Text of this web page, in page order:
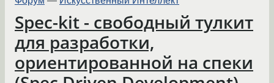
Spec-kit - свободный тулкит
для разработки,
ориентированной на спеки